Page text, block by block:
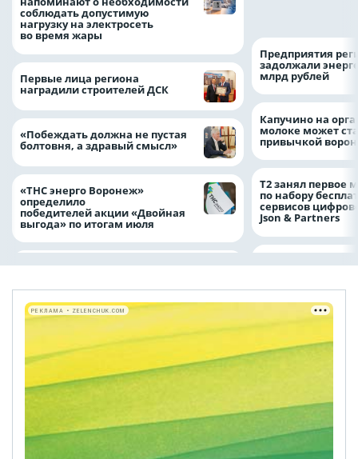
соблюдать допустимую
нагрузку на электросеть
во время жары
Первые лица региона
наградили строителей ДСК
«Побеждать должна не пустая
болтовня, а здравый смысл»
«ТНС энерго Воронеж»
определило
победителей акции «Двойная
выгода» по итогам июля
Предприятия
задолжали
млрд рублей
Капучино на
молоке может
привычкой
Т2 занял первое
по набору
сервисов
Json & Partners
РЕКЛАМА • ZELENCHUK.COM